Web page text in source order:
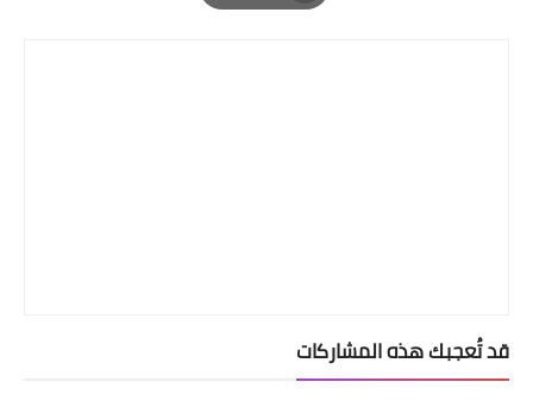
Print
قد تُعجبك هذه المشاركات